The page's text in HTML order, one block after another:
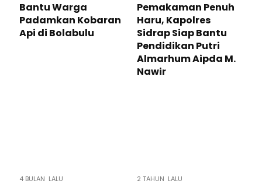
Bantu Warga
Padamkan Kobaran
Api di Bolabulu
Pemakaman Penuh
Haru, Kapolres
Sidrap Siap Bantu
Pendidikan Putri
Almarhum Aipda M.
Nawir
4 BULAN LALU 2 TAHUN LALU